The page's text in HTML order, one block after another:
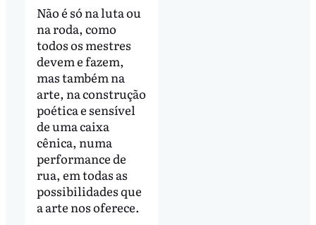
Não é só na luta ou
na roda, como
todos os mestres
devem e fazem,
mas também na
arte, na construção
poética e sensível
de uma caixa
cênica, numa
performance de
rua, em todas as
possibilidades que
a arte nos oferece.